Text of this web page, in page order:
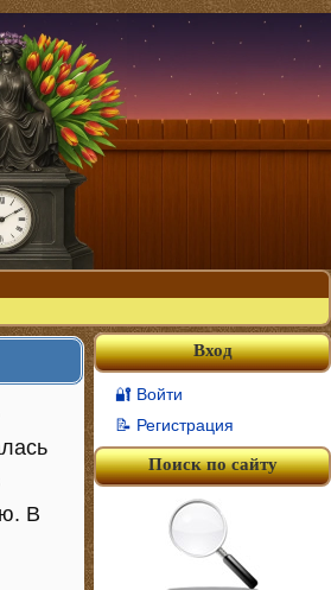
В
Вход
🔐 Войти
📝 Регистрация
Поиск по сайту